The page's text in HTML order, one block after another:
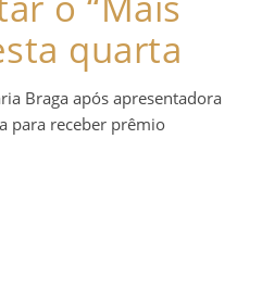
quarta
Braga após apresentadora
para receber prêmio